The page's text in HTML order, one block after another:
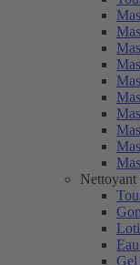
Nettoyant
Gel